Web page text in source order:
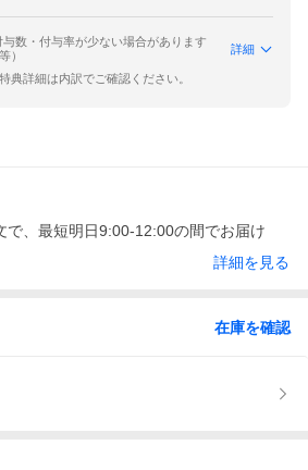
数・付与率が少ない場合があります
）
詳細
典詳細は内訳でご確認ください。
で、最短明日9:00-12:00の間でお届け
詳細を見る
在庫を確認